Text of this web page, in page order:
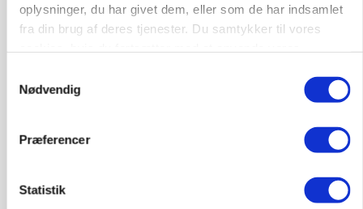
oplysninger, du har givet dem, eller som de har indsamlet
fra din brug af deres tjenester. Du samtykker til vores
Nødvendig
Præferencer
Statistik
KVÆG
Snart kan man søge tilskud til naturprojekter
Før såmaskinen kører: Her er efterårets største
skadedyrsrisici